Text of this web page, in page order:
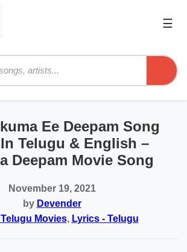
☰
Ee Deepam Song
Telugu & English –
Deepam Movie Song
November 19, 2021
by Devender
Movies, Lyrics - Telugu